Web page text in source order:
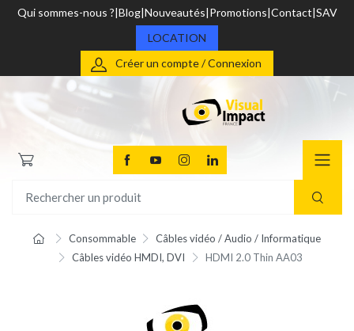
Qui sommes-nous ? Blog Nouveautés Promotions Contact SAV
LOCATION
Créer un compte / Connexion
Consommable
Câbles vidéo / Audio / Informatique
Câbles vidéo HMDI, DVI
HDMI 2.0 Thin AA03